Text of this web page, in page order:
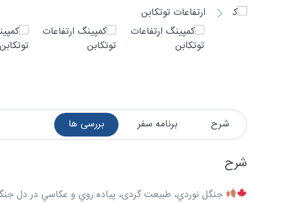
شرح برنامه سفر بررسی ها
شرح
جنگل نوردي، طبیعت گردی، پياده روي و عکاسي در دل